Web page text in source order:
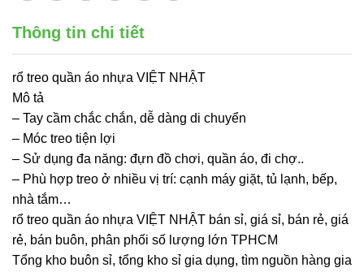
Thông tin chi tiết
rổ treo quần áo nhựa VIỆT NHẬT
Mô tả
– Tay cầm chắc chắn, dễ dàng di chuyển
– Móc treo tiện lợi
– Sử dụng đa năng: đựn đồ chơi, quần áo, đi chợ..
– Phù hợp treo ở nhiều vị trí: cạnh máy giặt, tủ lạnh, bếp,
nhà tắm…
rổ treo quần áo nhựa VIỆT NHẬT bán sỉ, giá sỉ, bán rẻ, giá
rẻ, bán buôn, phân phối số lượng lớn TPHCM
Tổng kho buôn sỉ, tổng kho sỉ gia dụng, tìm nguồn hàng gia